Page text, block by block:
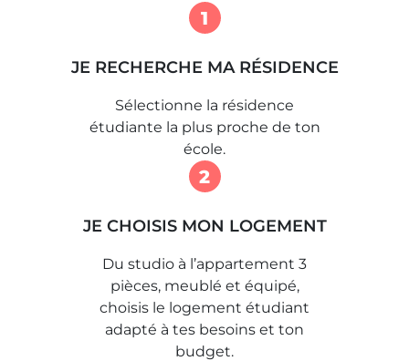
1
JE RECHERCHE MA RÉSIDENCE
Sélectionne la résidence
étudiante la plus proche de ton
école.
2
JE CHOISIS MON LOGEMENT
Du studio à l’appartement 3
pièces, meublé et équipé,
choisis le logement étudiant
adapté à tes besoins et ton
budget.